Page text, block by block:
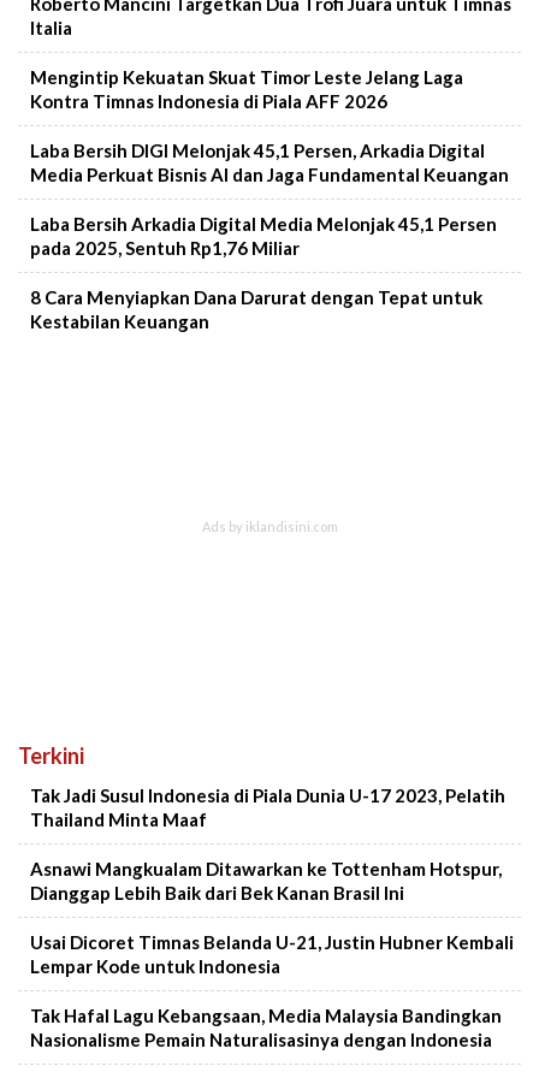
Italia
Mengintip Kekuatan Skuat Timor Leste Jelang Laga
Kontra Timnas Indonesia di Piala AFF 2026
Laba Bersih DIGI Melonjak 45,1 Persen, Arkadia Digital
Media Perkuat Bisnis AI dan Jaga Fundamental Keuangan
Laba Bersih Arkadia Digital Media Melonjak 45,1 Persen
pada 2025, Sentuh Rp1,76 Miliar
8 Cara Menyiapkan Dana Darurat dengan Tepat untuk
Kestabilan Keuangan
Terkini
Tak Jadi Susul Indonesia di Piala Dunia U-17 2023, Pelatih
Thailand Minta Maaf
Asnawi Mangkualam Ditawarkan ke Tottenham Hotspur,
Dianggap Lebih Baik dari Bek Kanan Brasil Ini
Usai Dicoret Timnas Belanda U-21, Justin Hubner Kembali
Lempar Kode untuk Indonesia
Tak Hafal Lagu Kebangsaan, Media Malaysia Bandingkan
Nasionalisme Pemain Naturalisasinya dengan Indonesia